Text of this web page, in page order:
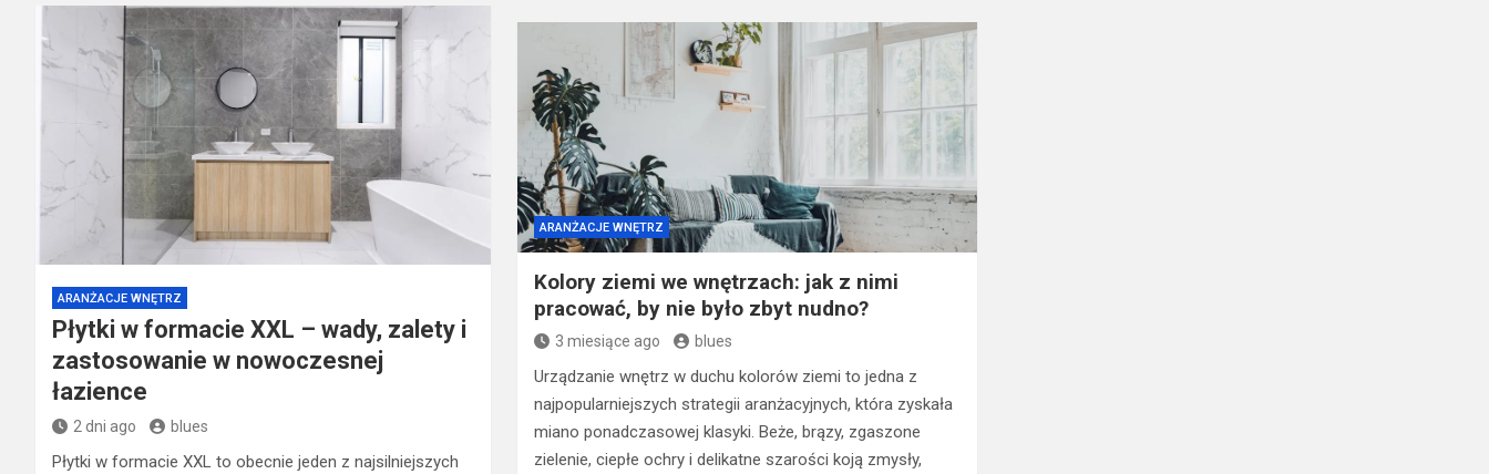
ARANŻACJE WNĘTRZ
Kolory ziemi we wnętrzach: jak z nimi
pracować, by nie było zbyt nudno?
3 miesiące ago blues
Urządzanie wnętrz w duchu kolorów ziemi to jedna z
najpopularniejszych strategii aranżacyjnych, która zyskała
miano ponadczasowej klasyki. Beże, brązy, zgaszone
zielenie, ciepłe ochry i delikatne szarości koją zmysły,
ARANŻACJE WNĘTRZ
Płytki w formacie XXL – wady, zalety i
zastosowanie w nowoczesnej
łazience
2 dni ago blues
Płytki w formacie XXL to obecnie jeden z najsilniejszych